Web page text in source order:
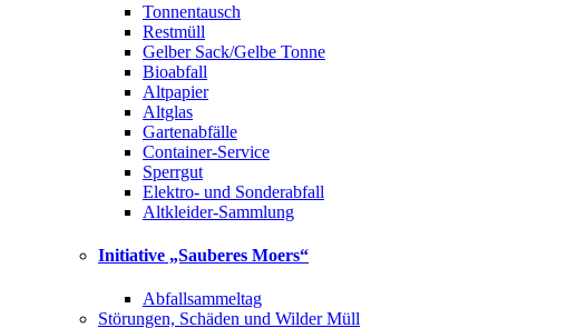
Tonnentausch
Restmüll
Gelber Sack/Gelbe Tonne
Bioabfall
Altpapier
Altglas
Gartenabfälle
Container-Service
Sperrgut
Elektro- und Sonderabfall
Altkleider-Sammlung
Initiative „Sauberes Moers“
Abfallsammeltag
Störungen, Schäden und Wilder Müll